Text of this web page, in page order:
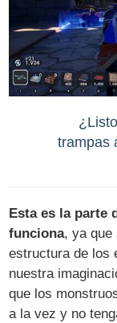
trampas
Esta es la parte
funciona, ya que
estructura de los
nuestra
que los
a la vez y no